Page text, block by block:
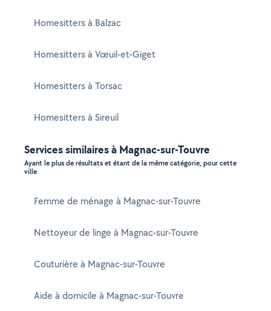
Homesitters à Balzac
Homesitters à Vœuil-et-Giget
Homesitters à Torsac
Homesitters à Sireuil
Services similaires à Magnac-sur-Touvre
Ayant le plus de résultats et étant de la même catégorie, pour cette
ville
Femme de ménage à Magnac-sur-Touvre
Nettoyeur de linge à Magnac-sur-Touvre
Couturière à Magnac-sur-Touvre
Aide à domicile à Magnac-sur-Touvre